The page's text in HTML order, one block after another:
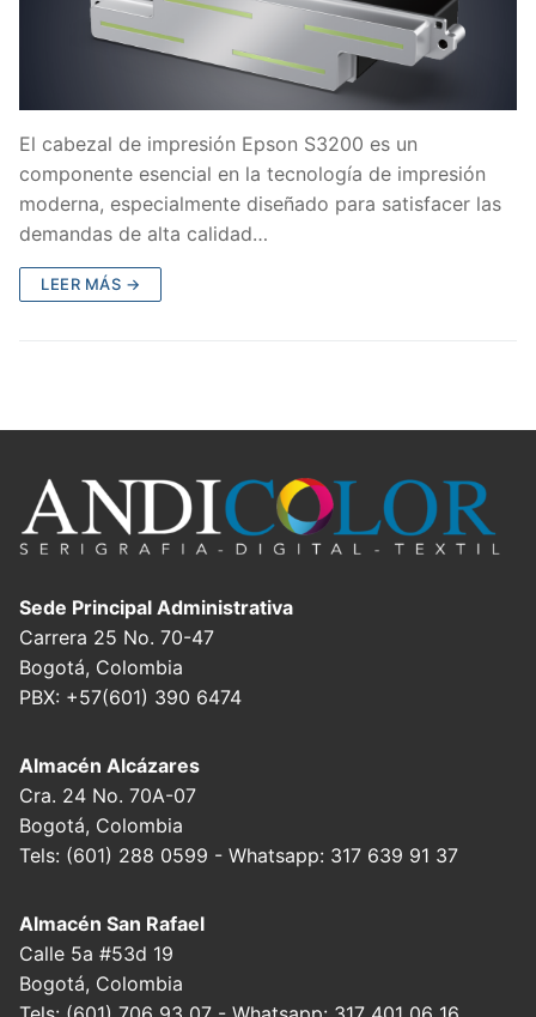
El cabezal de impresión Epson S3200 es un
componente esencial en la tecnología de impresión
moderna, especialmente diseñado para satisfacer las
demandas de alta calidad…
LEER MÁS →
Sede Principal Administrativa
Carrera 25 No. 70-47
Bogotá, Colombia
PBX: +57(601) 390 6474
Almacén Alcázares
Cra. 24 No. 70A-07
Bogotá, Colombia
Tels: (601) 288 0599 - Whatsapp: 317 639 91 37
Almacén San Rafael
Calle 5a #53d 19
Bogotá, Colombia